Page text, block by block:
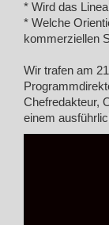
* Wird das
* Welche
kommerziellen
Wir trafen am
Chefredakteur,
einem